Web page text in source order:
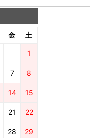
金 土
1
7 8
14 15
21 22
28 29